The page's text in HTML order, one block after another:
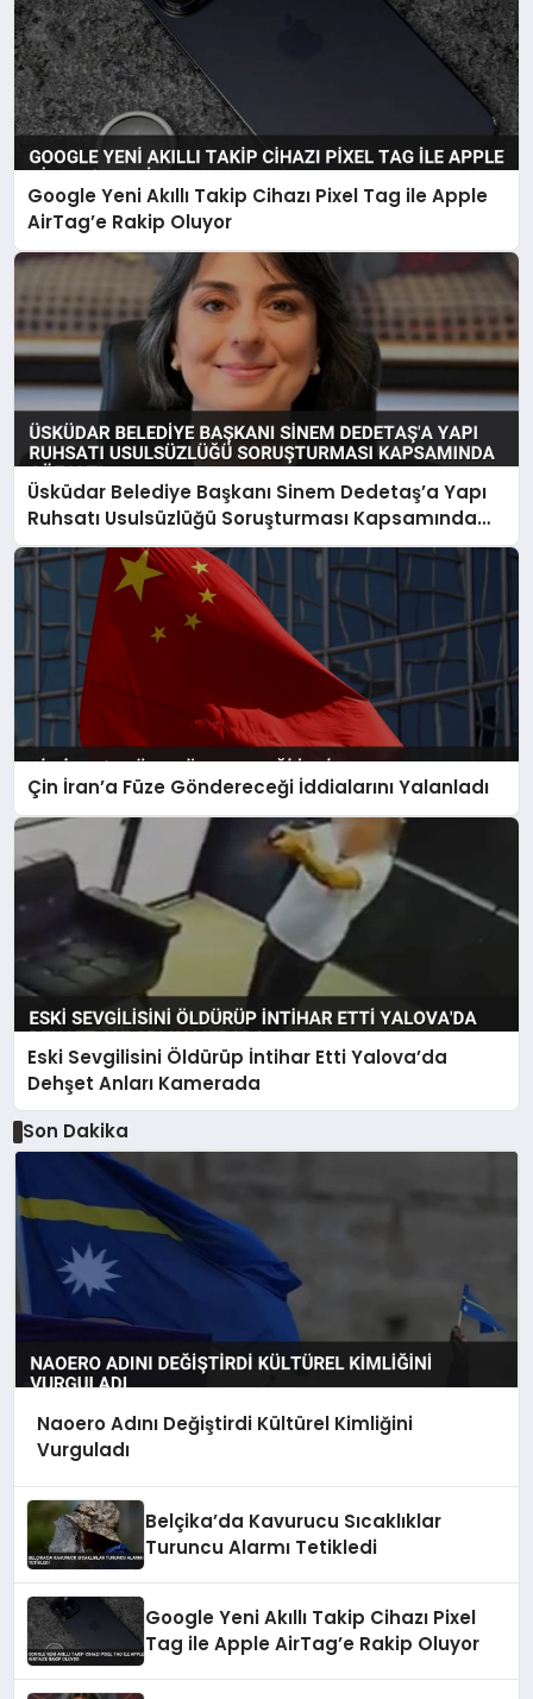
Google Yeni Akıllı Takip Cihazı Pixel Tag ile Apple
AirTag’e Rakip Oluyor
Üsküdar Belediye Başkanı Sinem Dedetaş’a Yapı
Ruhsatı Usulsüzlüğü Soruşturması Kapsamında
Gözaltı
Çin İran’a Füze Göndereceği İddialarını Yalanladı
Eski Sevgilisini Öldürüp İntihar Etti Yalova’da
Dehşet Anları Kamerada
Son Dakika
Naoero Adını Değiştirdi Kültürel Kimliğini
Vurguladı
Belçika’da Kavurucu Sıcaklıklar
Turuncu Alarmı Tetikledi
Google Yeni Akıllı Takip Cihazı Pixel
Tag ile Apple AirTag’e Rakip Oluyor